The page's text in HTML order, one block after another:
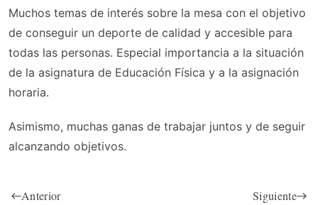
Muchos temas de interés sobre la mesa con el objetivo
de conseguir un deporte de calidad y accesible para
todas las personas. Especial importancia a la situación
de la asignatura de Educación Física y a la asignación
horaria.
Asimismo, muchas ganas de trabajar juntos y de seguir
alcanzando objetivos.
Anterior Siguiente